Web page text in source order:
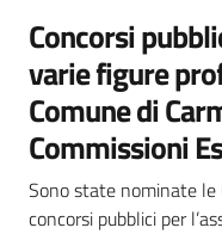
AVVISO -
Concorsi
varie figure
Comune di
Commissioni
Sono state nominate le
concorsi pubblici per